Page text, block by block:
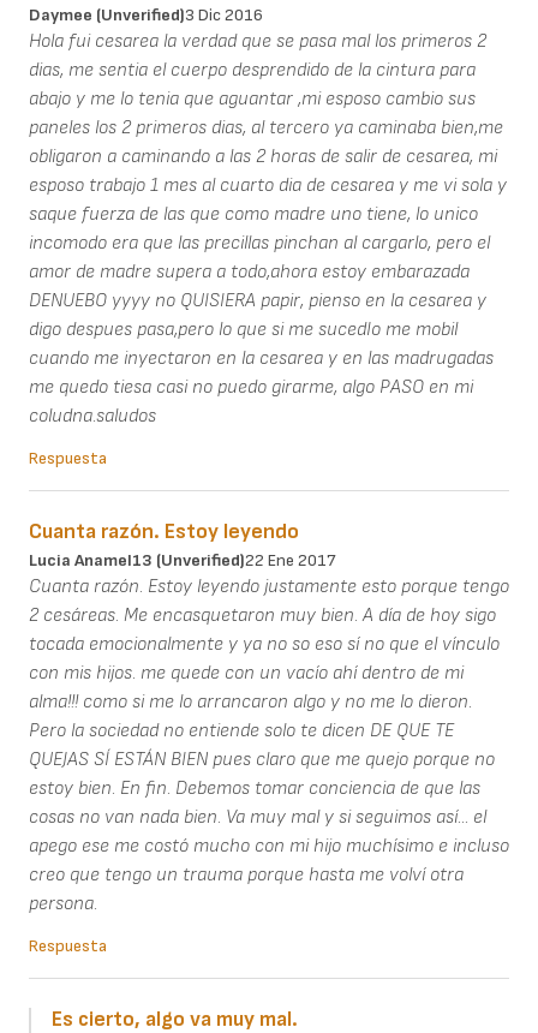
Daymee (unverified)3 Dic 2016
Hola fui cesarea la verdad que se pasa mal los primeros 2
dias, me sentia el cuerpo desprendido de la cintura para
abajo y me lo tenia que aguantar ,mi esposo cambio sus
paneles los 2 primeros dias, al tercero ya caminaba bien,me
obligaron a caminando a las 2 horas de salir de cesarea, mi
esposo trabajo 1 mes al cuarto dia de cesarea y me vi sola y
saque fuerza de las que como madre uno tiene, lo unico
incomodo era que las precillas pinchan al cargarlo, pero el
amor de madre supera a todo,ahora estoy embarazada
DENUEBO yyyy no QUISIERA papir, pienso en la cesarea y
digo despues pasa,pero lo que si me sucedIo me mobil
cuando me inyectaron en la cesarea y en las madrugadas
me quedo tiesa casi no puedo girarme, algo PASO en mi
coludna.saludos
Respuesta
Cuanta razón. Estoy leyendo
Lucia Anamel13 (unverified)22 Ene 2017
Cuanta razón. Estoy leyendo justamente esto porque tengo
2 cesáreas. Me encasquetaron muy bien. A día de hoy sigo
tocada emocionalmente y ya no so eso sí no que el vínculo
con mis hijos. me quede con un vacío ahí dentro de mi
alma!!! como si me lo arrancaron algo y no me lo dieron.
Pero la sociedad no entiende solo te dicen DE QUE TE
QUEJAS SÍ ESTÁN BIEN pues claro que me quejo porque no
estoy bien. En fin. Debemos tomar conciencia de que las
cosas no van nada bien. Va muy mal y si seguimos así... el
apego ese me costó mucho con mi hijo muchísimo e incluso
creo que tengo un trauma porque hasta me volví otra
persona.
Respuesta
Es cierto, algo va muy mal.